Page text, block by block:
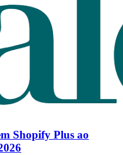
Shopify Plus ao